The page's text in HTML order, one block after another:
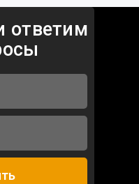
ответим